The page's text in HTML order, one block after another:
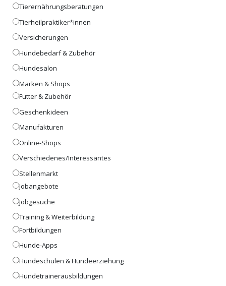
Tierernährungsberatungen
Tierheilpraktiker*innen
Versicherungen
Hundebedarf & Zubehör
Hundesalon
Marken & Shops
Futter & Zubehör
Geschenkideen
Manufakturen
Online-Shops
Verschiedenes/Interessantes
Stellenmarkt
Jobangebote
Jobgesuche
Training & Weiterbildung
Fortbildungen
Hunde-Apps
Hundeschulen & Hundeerziehung
Hundetrainerausbildungen